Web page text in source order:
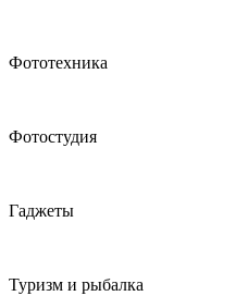
Фототехника
Фотостудия
Гаджеты
Туризм и рыбалка